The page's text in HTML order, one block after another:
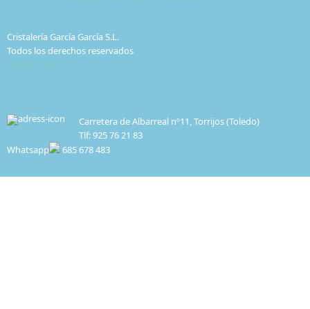
Cristalería García García S.L.
Todos los derechos reservados
Carretera de Albarreal nº11, Torrijos (Toledo)
Tlf: 925 76 21 83
Whatsapp
685 678 483